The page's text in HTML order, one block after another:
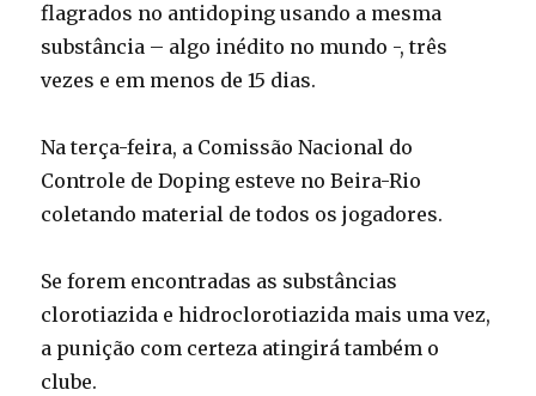
flagrados no antidoping usando a mesma
substância – algo inédito no mundo -, três
vezes e em menos de 15 dias.
Na terça-feira, a Comissão Nacional do
Controle de Doping esteve no Beira-Rio
coletando material de todos os jogadores.
Se forem encontradas as substâncias
clorotiazida e hidroclorotiazida mais uma vez,
a punição com certeza atingirá também o
clube.